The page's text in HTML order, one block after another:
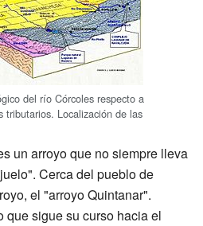
del río Córcoles respecto a
tributarios. Localización de las
un arroyo que no siempre lleva
Cerca del pueblo de
el "arroyo Quintanar".
que sigue su curso hacia el